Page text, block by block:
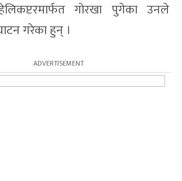
गोरखा पुगेका उनले
गरेका हुन् ।